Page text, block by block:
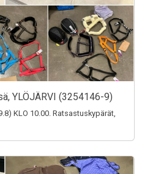
YLÖJÄRVI (3254146-9)
KLO 10.00. Ratsastuskypärät,